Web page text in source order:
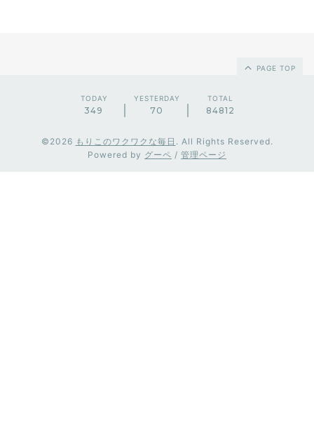
PAGE TOP
TODAY
349
YESTERDAY
70
TOTAL
84812
©2026 もりこのワクワクな毎日 . All Rights Reserved.
Powered by グーペ / 管理ページ